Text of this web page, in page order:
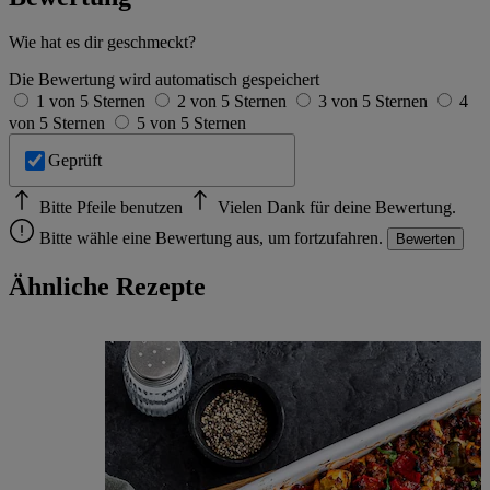
Wie hat es dir geschmeckt?
Die Bewertung wird automatisch gespeichert
1 von 5 Sternen
2 von 5 Sternen 3 von 5 Sternen
4
von 5 Sternen
5 von 5 Sternen
Geprüft
Bitte Pfeile benutzen
Vielen Dank für deine Bewertung.
Bitte wähle eine Bewertung aus, um fortzufahren.
Bewerten
Ähnliche Rezepte